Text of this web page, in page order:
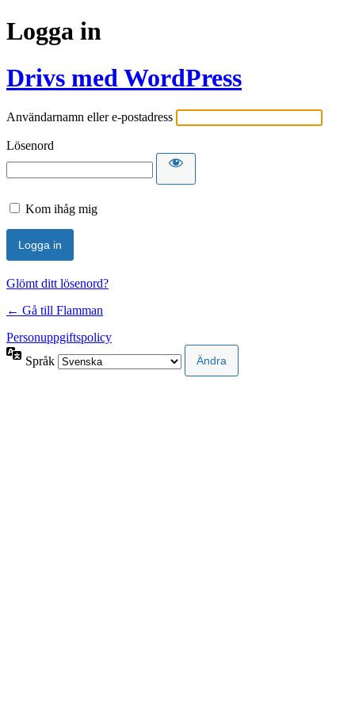
Logga in
Drivs med WordPress
Användarnamn eller e-postadress
Lösenord
Kom ihåg mig
Glömt ditt lösenord?
← Gå till Flamman
Personuppgiftspolicy
Språk